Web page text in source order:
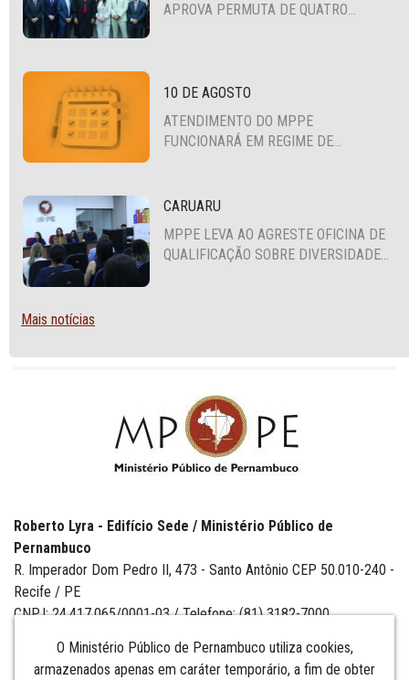
APROVA PERMUTA DE QUATRO
10 DE AGOSTO
ATENDIMENTO DO MPPE
FUNCIONARÁ EM REGIME DE
CARUARU
MPPE LEVA AO AGRESTE OFICINA DE
QUALIFICAÇÃO SOBRE DIVERSIDADE
Mais notícias
O Ministério Público de Pernambuco utiliza cookies,
armazenados apenas em caráter temporário, a fim de obter
Roberto Lyra - Edifício Sede / Ministério Público de
Pernambuco
R. Imperador Dom Pedro II, 473 - Santo Antônio CEP 50.010-240 -
Recife / PE
CNPJ: 24.417.065/0001-03 / Telefone: (81) 3182-7000